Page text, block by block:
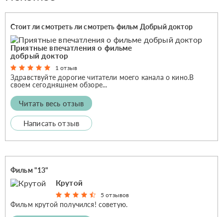
Стоит ли смотреть ли смотреть фильм Добрый доктор
Приятные впечатления о фильме
добрый доктор
1 отзыв
Здравствуйте дорогие читатели моего канала о кино.В
своем сегодняшнем обзоре...
Читать весь отзыв
Написать отзыв
Фильм "13"
Крутой
5 отзывов
Фильм крутой получился! советую.